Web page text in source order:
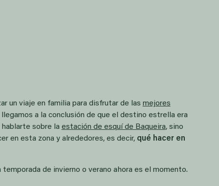
un viaje en familia para disfrutar de las mejores
a la conclusión de que el destino estrella era
sobre la estación de esquí de Baqueira, sino
en esta zona y alrededores, es decir, qué hacer en
de invierno o verano ahora es el momento.